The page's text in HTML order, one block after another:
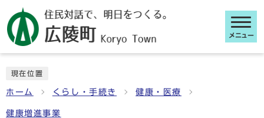
メニュー
現在位置
ホーム くらし・手続き 健康・医療
健康増進事業